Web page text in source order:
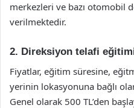
merkezleri ve bazı otomobil
verilmektedir.
2. Direksiyon telafi
Fiyatlar, eğitim süresine,
yerinin lokasyonuna bağlı
Genel olarak 500 TL’den